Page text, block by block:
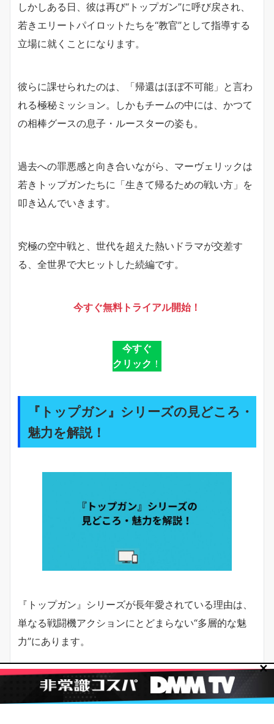
しかしある日、彼は再び“トップガン”に呼び戻され、
若きエリートパイロットたちを“教官”として指導する
立場に就くことになります。
彼らに課せられたのは、「帰還はほぼ不可能」と言わ
れる極秘ミッション。しかもチームの中には、かつて
の相棒グースの息子・ルースターの姿も。
過去への罪悪感と向き合いながら、マーヴェリックは
若きトップガンたちに「生きて帰るための戦い方」を
叩き込んでいきます。
究極の空中戦と、世代を超えた熱いドラマが交差す
る、全世界で大ヒットした続編です。
今すぐ無料トライアル開始！
今すぐ
クリック ！
『トップガン』シリーズの見どころ・
魅力を解説！
『トップガン』シリーズが長年愛されている理由は、
単なる戦闘機アクションにとどまらない“多層的な魅
力”にあります。
迫力の空中戦だけでなく、人間ドラマや音楽、前作と
のつながりなど、映画ファンが語りたくなるポイント
✕